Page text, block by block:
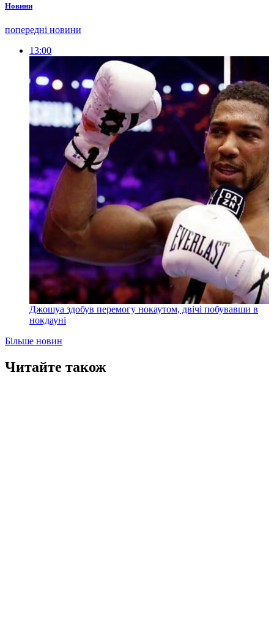
Новини
попередні новини
13:00
Джошуа здобув перемогу нокаутом, двічі побувавши в
нокдауні
Більше новин
Читайте також